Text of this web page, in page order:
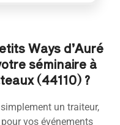
Ways d’Auré
séminaire à
(44110) ?
un traiteur,
vos événements